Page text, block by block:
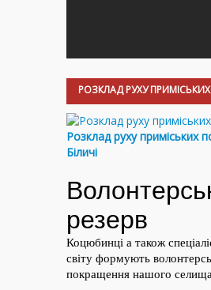
РОЗКЛАД РУХУ ПРИМІСЬКИХ
Розклад руху приміських
Біличі